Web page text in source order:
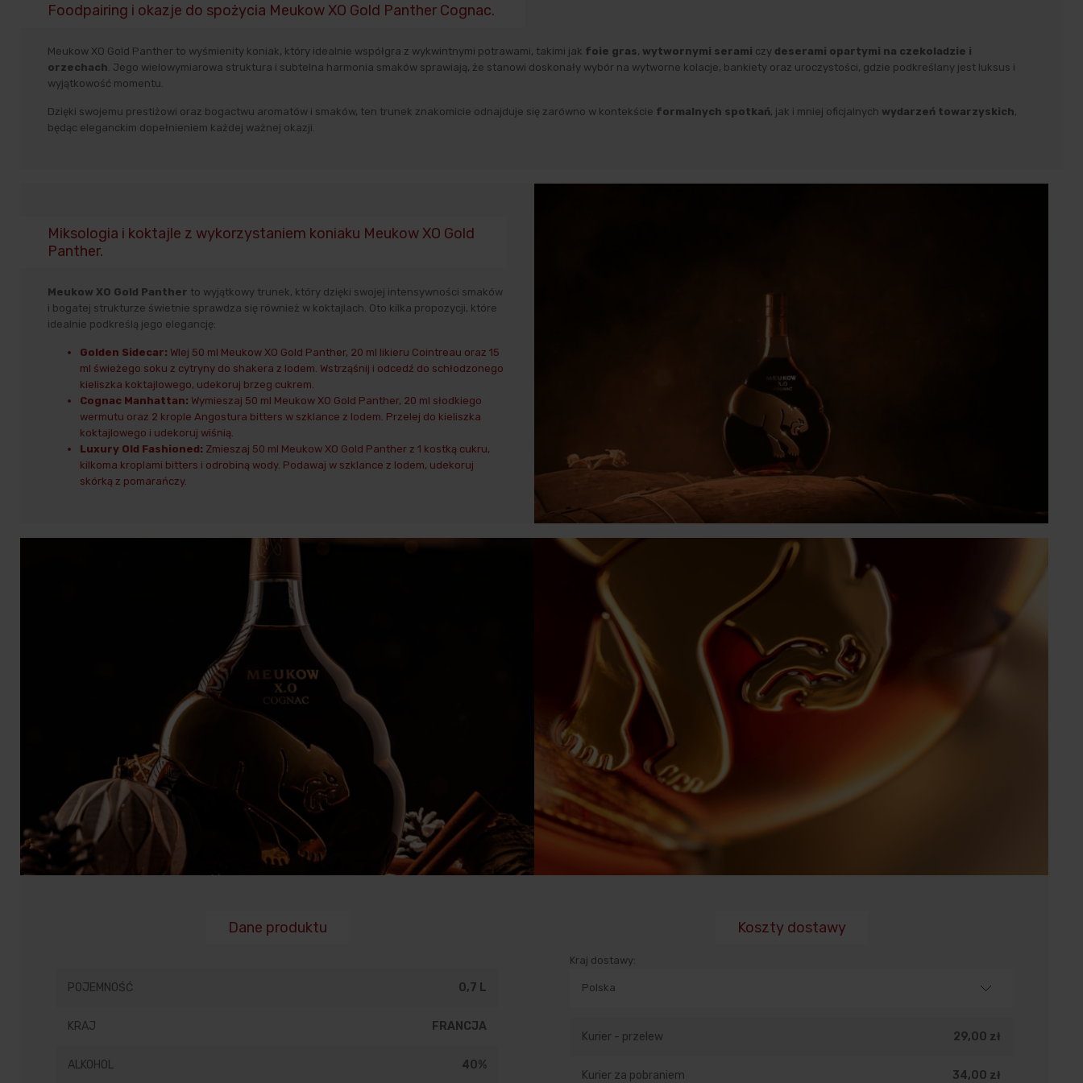
Foodpairing i okazje do spożycia Meukow XO Gold Panther Cognac.
Meukow XO Gold Panther to wyśmienity koniak, który idealnie współgra z wykwintnymi potrawami, takimi jak foie gras, wytwornymi serami czy deserami opartymi na czekoladzie i
orzechach . Jego wielowymiarowa struktura i subtelna harmonia smaków sprawiają, że stanowi doskonały wybór na wytworne kolacje, bankiety oraz uroczystości, gdzie podkreślany jest luksus i
wyjątkowość momentu.
Dzięki swojemu prestiżowi oraz bogactwu aromatów i smaków, ten trunek znakomicie odnajduje się zarówno w kontekście formalnych spotkań, jak i mniej oficjalnych wydarzeń towarzyskich,
będąc eleganckim dopełnieniem każdej ważnej okazji.
Miksologia i koktajle z wykorzystaniem koniaku Meukow XO Gold
Panther.
Meukow XO Gold Panther to wyjątkowy trunek, który dzięki swojej intensywności smaków
i bogatej strukturze świetnie sprawdza się również w koktajlach. Oto kilka propozycji, które
idealnie podkreślą jego elegancję:
Golden Sidecar: Wlej 50 ml Meukow XO Gold Panther, 20 ml likieru Cointreau oraz 15
ml świeżego soku z cytryny do shakera z lodem. Wstrząśnij i odcedź do schłodzonego
kieliszka koktajlowego, udekoruj brzeg cukrem.
Cognac Manhattan: Wymieszaj 50 ml Meukow XO Gold Panther, 20 ml słodkiego
wermutu oraz 2 krople Angostura bitters w szklance z lodem. Przelej do kieliszka
koktajlowego i udekoruj wiśnią.
Luxury Old Fashioned: Zmieszaj 50 ml Meukow XO Gold Panther z 1 kostką cukru,
kilkoma kroplami bitters i odrobiną wody. Podawaj w szklance z lodem, udekoruj
skórką z pomarańczy.
Dane produktu
POJEMNOŚĆ 0,7 L
KRAJ FRANCJA
ALKOHOL 40%
Koszty dostawy
Kraj dostawy:
Kurier - przelew 29,00 zł
Kurier za pobraniem 34,00 zł